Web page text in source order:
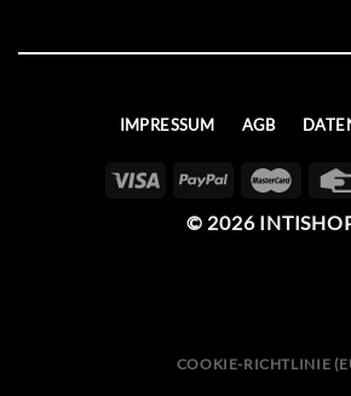
IMPRESSUM AGB
© 2026
COOKIE-RICHTLINIE